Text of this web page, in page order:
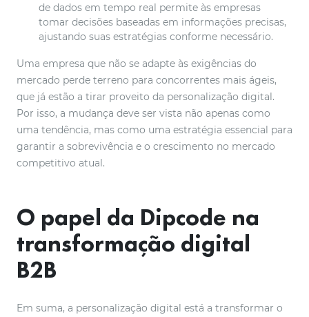
de dados em tempo real permite às empresas
tomar decisões baseadas em informações precisas,
ajustando suas estratégias conforme necessário.
Uma empresa que não se adapte às exigências do
mercado perde terreno para concorrentes mais ágeis,
que já estão a tirar proveito da personalização digital.
Por isso, a mudança deve ser vista não apenas como
uma tendência, mas como uma estratégia essencial para
garantir a sobrevivência e o crescimento no mercado
competitivo atual.
O papel da Dipcode na
transformação digital
B2B
Em suma, a personalização digital está a transformar o